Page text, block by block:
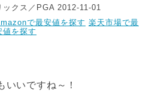
ックス／PGA 2012-11-01
で最安値を探す 楽天市場で最
値を探す
いいですね～！